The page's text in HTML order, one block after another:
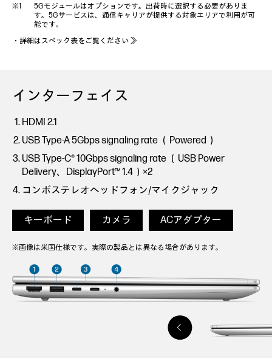
5Gモジュールはオプションです。出荷時に選択する必要がありま
す。5Gサービスは、通信キャリアが提供する対象エリアで利用が可
能です。
・ 詳細はスペック表をご覧ください ≫
インターフェイス
HDMI 2.1
USB Type-A 5Gbps signaling rate （Powered）
USB Type-C® 10Gbps signaling rate （USB Power
Delivery、DisplayPort™ 1.4）×2
コンボステレオヘッドフォン/マイクジャック
キーボード カメラ ACアダプター
※画像は米国仕様です。実際の製品とは異なる場合があります。